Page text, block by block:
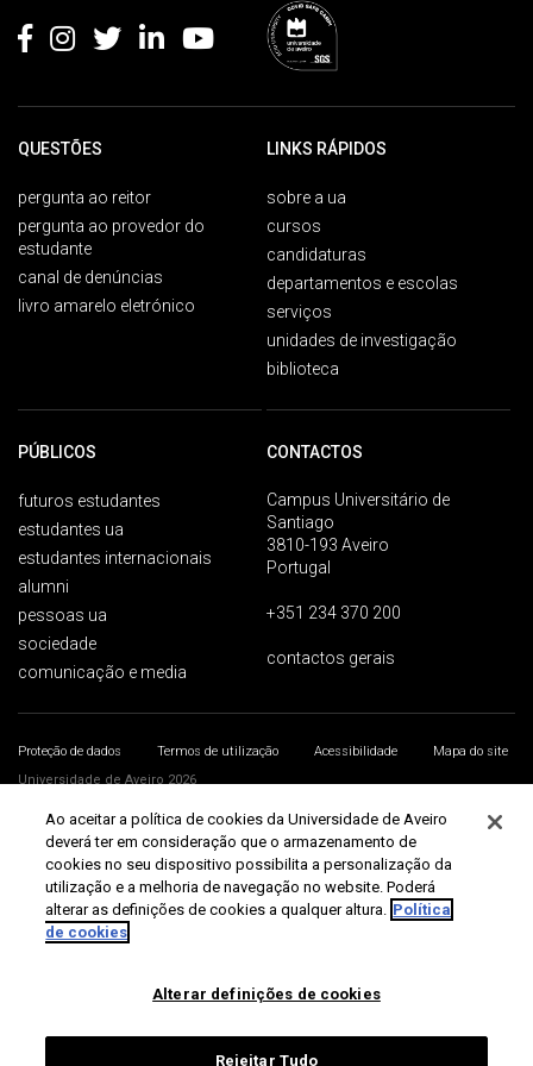
QUESTÕES
pergunta ao reitor
pergunta ao provedor do
estudante
canal de denúncias
livro amarelo eletrónico
LINKS RÁPIDOS
sobre a ua
cursos
candidaturas
departamentos e escolas
serviços
unidades de investigação
biblioteca
PÚBLICOS
futuros estudantes
estudantes ua
estudantes internacionais
alumni
pessoas ua
sociedade
comunicação e media
CONTACTOS
Campus Universitário de
Santiago
3810-193 Aveiro
Portugal
+351 234 370 200
contactos gerais
Proteção de dados Termos de utilização Acessibilidade
Mapa do site
Universidade de Aveiro 2026
Ao aceitar a política de cookies da Universidade de Aveiro
deverá ter em consideração que o armazenamento de
cookies no seu dispositivo possibilita a personalização da
utilização e a melhoria de navegação no website. Poderá
alterar as definições de cookies a qualquer altura. Política
de cookies
Alterar definições de cookies
Rejeitar Tudo